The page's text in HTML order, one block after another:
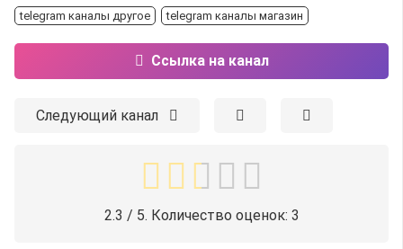
telegram каналы другое telegram каналы магазин
Ссылка на канал
Следующий канал
2.3 / 5. Количество оценок: 3